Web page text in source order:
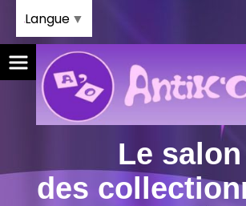
Le salon
des
Langue ▼